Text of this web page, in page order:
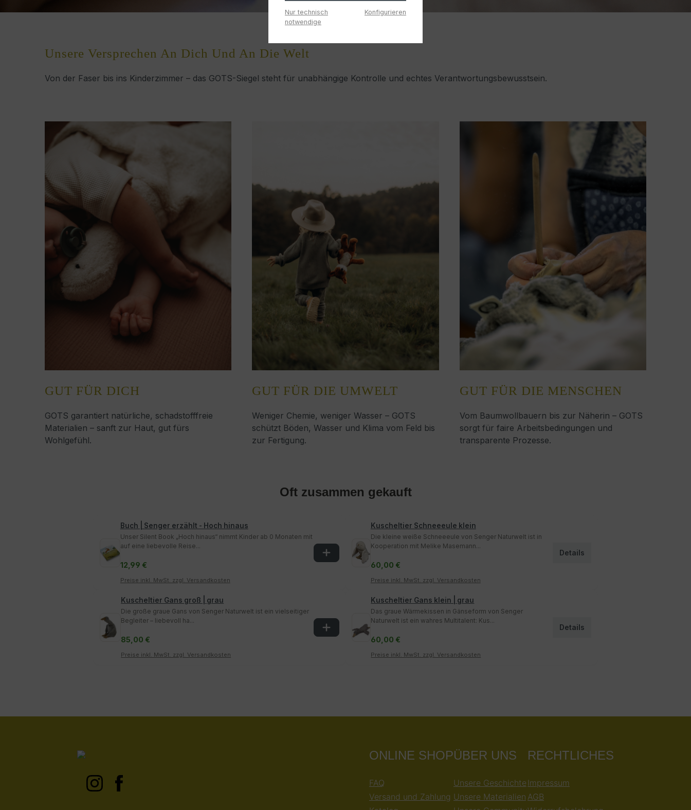
Unsere Versprechen An Dich Und An Die Welt
Von der Faser bis ins Kinderzimmer – das GOTS-Siegel steht für unabhängige Kontrolle und echtes Verantwortungsbewusstsein.
GUT FÜR DICH
GOTS garantiert natürliche, schadstofffreie
Materialien – sanft zur Haut, gut fürs
Wohlgefühl.
GUT FÜR DIE UMWELT
Weniger Chemie, weniger Wasser – GOTS
schützt Böden, Wasser und Klima vom Feld bis
zur Fertigung.
GUT FÜR DIE MENSCHEN
Vom Baumwollbauern bis zur Näherin – GOTS
sorgt für faire Arbeitsbedingungen und
transparente Prozesse.
Oft zusammen gekauft
Buch | Senger erzählt - Hoch hinaus
Unser Silent Book „Hoch hinaus“ nimmt Kinder ab 0 Monaten mit
auf eine liebevolle Reise...
12,99 €
Preise inkl. MwSt. zzgl. Versandkosten
Kuscheltier Schneeeule klein
Die kleine weiße Schneeeule von Senger Naturwelt ist in
Kooperation mit Melike Masemann...
60,00 €
Preise inkl. MwSt. zzgl. Versandkosten
Details
Kuscheltier Gans groß | grau
Die große graue Gans von Senger Naturwelt ist ein vielseitiger
Begleiter – liebevoll ha...
85,00 €
Preise inkl. MwSt. zzgl. Versandkosten
Kuscheltier Gans klein | grau
Das graue Wärmekissen in Gänseform von Senger
Naturwelt ist ein wahres Multitalent: Kus...
60,00 €
Preise inkl. MwSt. zzgl. Versandkosten
Details
ONLINE SHOP
FAQ
Versand und Zahlung
ÜBER UNS
Unsere Geschichte
Unsere Materialien
RECHTLICHES
Impressum
AGB
Nur technisch
notwendige
Konfigurieren